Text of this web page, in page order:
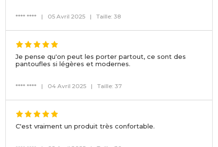
**** **** | 05 Avril 2025 | Taille: 38
Je pense qu'on peut les porter partout, ce sont des
pantoufles si légères et modernes.
**** **** | 04 Avril 2025 | Taille: 37
C'est vraiment un produit très confortable.